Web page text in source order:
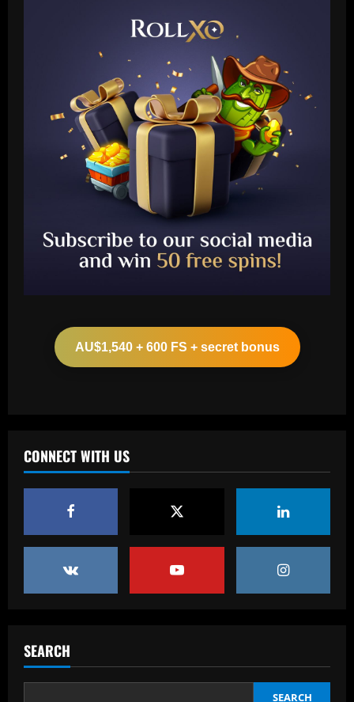
AU$1,540 + 600 FS + secret bonus
CONNECT WITH US
SEARCH
SEARCH
2
biggest underperformers this season
3
onto Man Utd outcast Antony
12/09/2025
leaves out Rashford & Sterling
12/09/2025
12/09/2025